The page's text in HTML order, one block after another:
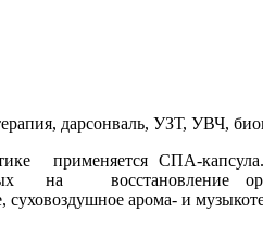
дарсонваль, УЗТ, УВЧ,
применяется СПА-
на восстановление
суховоздушное арома- и